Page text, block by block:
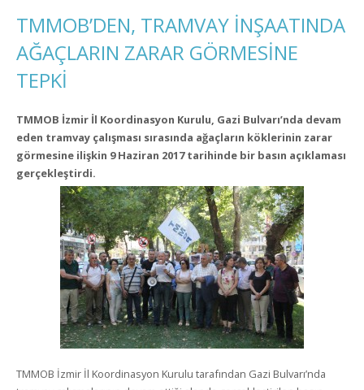
TMMOB’DEN, TRAMVAY İNŞAATINDA
AĞAÇLARIN ZARAR GÖRMESİNE
TEPKİ
TMMOB İzmir İl Koordinasyon Kurulu, Gazi Bulvarı’nda devam
eden tramvay çalışması sırasında ağaçların köklerinin zarar
görmesine ilişkin 9 Haziran 2017 tarihinde bir basın açıklaması
gerçekleştirdi.
TMMOB İzmir İl Koordinasyon Kurulu tarafından Gazi Bulvarı’nda